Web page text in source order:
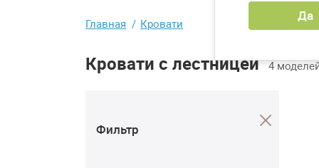
Да
Главная Кровати
Кровати с лестницей 4
Фильтр